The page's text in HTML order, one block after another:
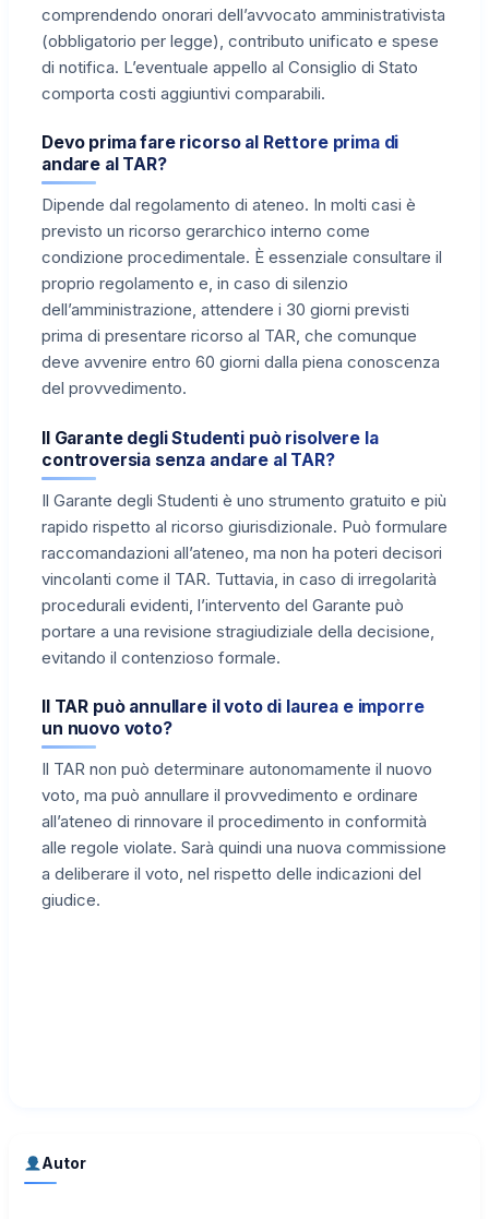
comprendendo onorari dell’avvocato amministrativista
(obbligatorio per legge), contributo unificato e spese
di notifica. L’eventuale appello al Consiglio di Stato
comporta costi aggiuntivi comparabili.
Devo prima fare ricorso al Rettore prima di
andare al TAR?
Dipende dal regolamento di ateneo. In molti casi è
previsto un ricorso gerarchico interno come
condizione procedimentale. È essenziale consultare il
proprio regolamento e, in caso di silenzio
dell’amministrazione, attendere i 30 giorni previsti
prima di presentare ricorso al TAR, che comunque
deve avvenire entro 60 giorni dalla piena conoscenza
del provvedimento.
Il Garante degli Studenti può risolvere la
controversia senza andare al TAR?
Il Garante degli Studenti è uno strumento gratuito e più
rapido rispetto al ricorso giurisdizionale. Può formulare
raccomandazioni all’ateneo, ma non ha poteri decisori
vincolanti come il TAR. Tuttavia, in caso di irregolarità
procedurali evidenti, l’intervento del Garante può
portare a una revisione stragiudiziale della decisione,
evitando il contenzioso formale.
Il TAR può annullare il voto di laurea e imporre
un nuovo voto?
Il TAR non può determinare autonomamente il nuovo
voto, ma può annullare il provvedimento e ordinare
all’ateneo di rinnovare il procedimento in conformità
alle regole violate. Sarà quindi una nuova commissione
a deliberare il voto, nel rispetto delle indicazioni del
giudice.
Autor